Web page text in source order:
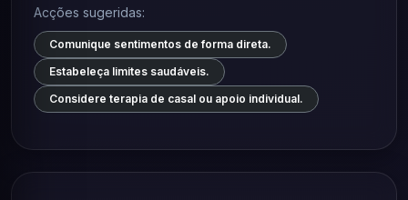
Acções sugeridas:
Comunique sentimentos de forma direta.
Estabeleça limites saudáveis.
Considere terapia de casal ou apoio individual.